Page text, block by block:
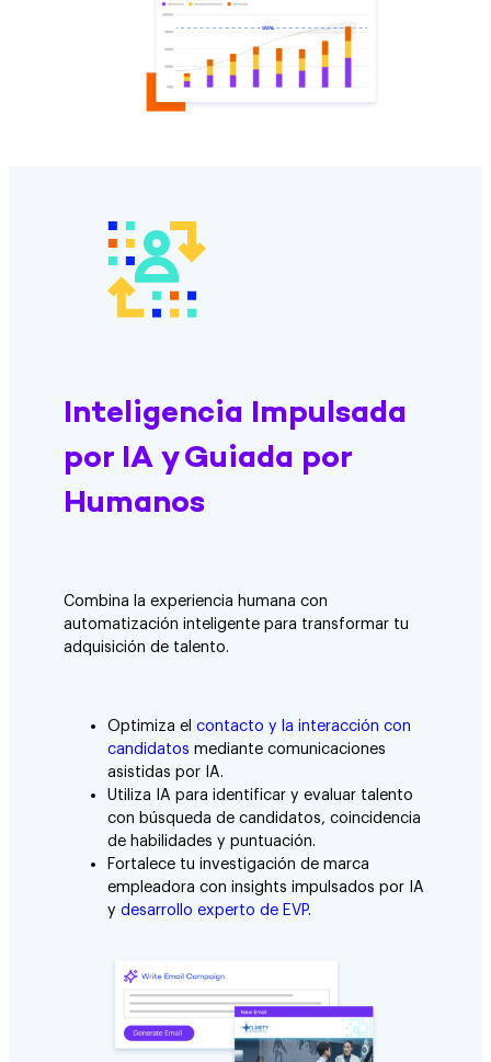
Inteligencia Impulsada
por IA y Guiada por
Humanos
Combina la experiencia humana con
automatización inteligente para transformar tu
adquisición de talento.
Optimiza el contacto y la interacción con
candidatos mediante comunicaciones
asistidas por IA.
Utiliza IA para identificar y evaluar talento
con búsqueda de candidatos, coincidencia
de habilidades y puntuación.
Fortalece tu investigación de marca
empleadora con insights impulsados por IA
y desarrollo experto de EVP.